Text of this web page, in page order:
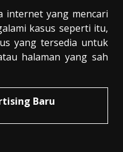
internet yang mencari
kasus seperti itu,
yang tersedia untuk
halaman yang sah
Baru